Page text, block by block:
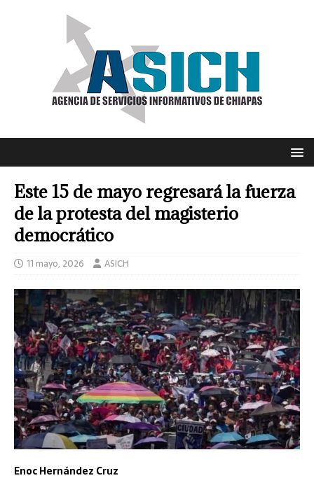
Este 15 de mayo regresará la fuerza
de la protesta del magisterio
democrático
11 mayo, 2026 ASICH
Enoc Hernández Cruz